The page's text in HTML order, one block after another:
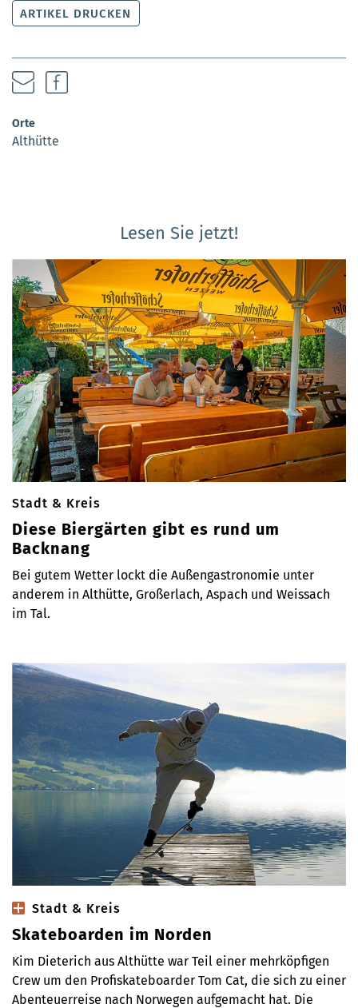
ARTIKEL DRUCKEN
Orte
Althütte
Lesen Sie jetzt!
Stadt & Kreis
Diese Biergärten gibt es rund um
Backnang
Bei gutem Wetter lockt die Außengastronomie unter
anderem in Althütte, Großerlach, Aspach und Weissach
im Tal.
Stadt & Kreis
Skateboarden im Norden
Kim Dieterich aus Althütte war Teil einer mehrköpfigen
Crew um den Profiskateboarder Tom Cat, die sich zu einer
Abenteuerreise nach Norwegen aufgemacht hat. Die